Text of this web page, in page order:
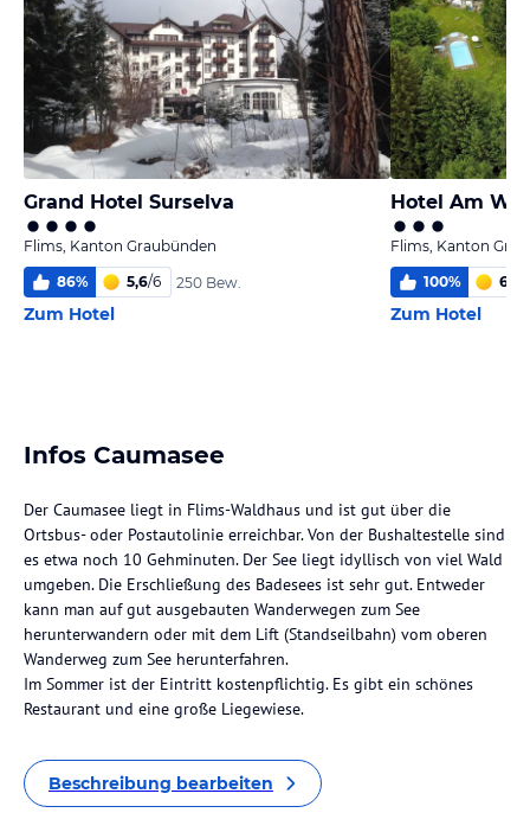
Grand Hotel Surselva
Flims, Kanton Graubünden
86% 5,6/6 250 Bew.
Zum Hotel
Hotel Am
Flims, Kanton
100% 6
Zum Hotel
Infos Caumasee
Der Caumasee liegt in Flims-Waldhaus und ist gut über die
Ortsbus- oder Postautolinie erreichbar. Von der Bushaltestelle sind
es etwa noch 10 Gehminuten. Der See liegt idyllisch von viel Wald
umgeben. Die Erschließung des Badesees ist sehr gut. Entweder
kann man auf gut ausgebauten Wanderwegen zum See
herunterwandern oder mit dem Lift (Standseilbahn) vom oberen
Wanderweg zum See herunterfahren.
Im Sommer ist der Eintritt kostenpflichtig. Es gibt ein schönes
Restaurant und eine große Liegewiese.
Beschreibung bearbeiten